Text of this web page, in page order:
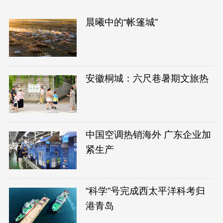
晨曦中的“帐篷城”
安徽桐城：六尺巷暑期文旅热
中国空调热销海外 广东企业加
紧生产
“科学”号完成西太平洋科考归
港青岛